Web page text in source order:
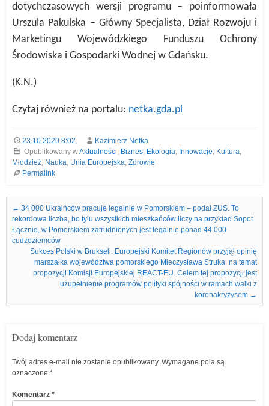
dotychczasowych wersji programu – poinformowała
Urszula Pakulska – Główny Specjalista, Dział Rozwoju i
Marketingu Wojewódzkiego Funduszu Ochrony
Środowiska i Gospodarki Wodnej w Gdańsku.
(K.N.)
Czytaj również na portalu: netka.gda.pl
23.10.2020 8:02
Kazimierz Netka
Opublikowany wAktualności, Biznes, Ekologia, Innowacje, Kultura,
Młodzież, Nauka, Unia Europejska, Zdrowie
Permalink
Nawigacja we wpisach
← 34 000 Ukraińców pracuje legalnie w Pomorskiem – podał ZUS. To
rekordowa liczba, bo tylu wszystkich mieszkańców liczy na przykład Sopot.
Łącznie, w Pomorskiem zatrudnionych jest legalnie ponad 44 000
cudzoziemców
Sukces Polski w Brukseli. Europejski Komitet Regionów przyjął opinię
marszałka województwa pomorskiego Mieczysława Struka na temat
propozycji Komisji Europejskiej REACT-EU. Celem tej propozycji jest
uzupełnienie programów polityki spójności w ramach walki z
koronakryzysem →
Dodaj komentarz
Twój adres e-mail nie zostanie opublikowany. Wymagane pola są
oznaczone *
Komentarz *